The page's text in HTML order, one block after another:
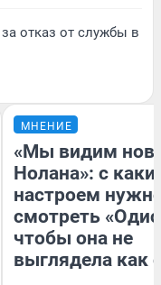
отказ от службы в
МНЕНИЕ
«Мы видим
Нолана»: с
настроем
смотреть
чтобы она не
выглядела как